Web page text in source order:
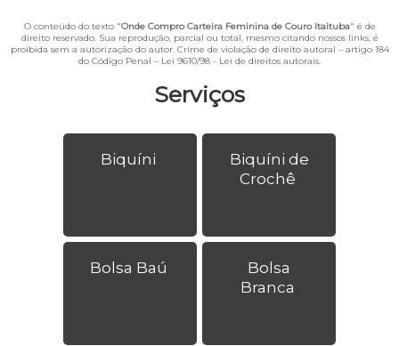
Serviços
Biquíni
Biquíni de
Crochê
Bolsa Baú
Bolsa
Branca
O conteúdo do texto "Onde Compro Carteira Feminina de Couro Itaituba" é de
direito reservado. Sua reprodução, parcial ou total, mesmo citando nossos links, é
proibida sem a autorização do autor. Crime de violação de direito autoral – artigo 184
do Código Penal – Lei 9610/98 - Lei de direitos autorais.